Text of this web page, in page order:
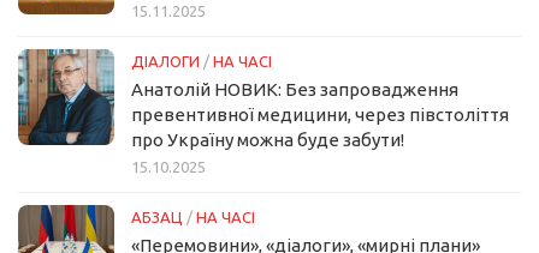
15.11.2025
ДІАЛОГИ / НА ЧАСІ
Анатолій НОВИК: Без запровадження
превентивної медицини, через півстоліття
про Україну можна буде забути!
15.10.2025
АБЗАЦ / НА ЧАСІ
«Перемовини», «діалоги», «мирні плани»